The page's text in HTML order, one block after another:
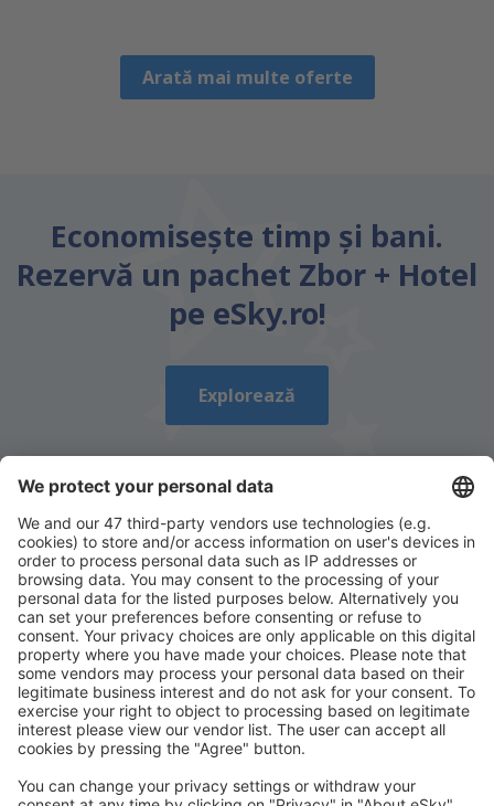
Arată mai multe oferte
Economiseşte timp și bani.
Rezervă un pachet Zbor + Hotel
pe eSky.ro!
Explorează
Descarcă aplicația noastrăși organizează-ţi
convenabil călătoriile